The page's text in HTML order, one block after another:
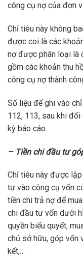
công cụ nợ của đơn
Chỉ tiêu này không
được coi là các
nợ được phân loại là
gồm các khoản thu
công cụ nợ thành
Số liệu để ghi vào
112, 113, sau khi
kỳ báo cáo.
– Tiền chi đầu tư
Chỉ tiêu này được
tư vào công cụ vốn
tiền chi trả nợ để
chi đầu tư vốn dưới
quyền biểu quyết,
chủ sở hữu, góp vốn
kết,…